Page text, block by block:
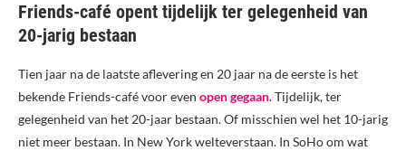
Friends-café opent tijdelijk ter gelegenheid van
20-jarig bestaan
Tien jaar na de laatste aflevering en 20 jaar na de eerste is het
bekende Friends-café voor even open gegaan. Tijdelijk, ter
gelegenheid van het 20-jaar bestaan. Of misschien wel het 10-jarig
niet meer bestaan. In New York welteverstaan. In SoHo om wat